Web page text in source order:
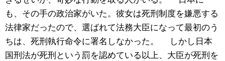
も、その手の政治家がいた。彼女は死刑制度を嫌悪する
法律家だったので、選ばれて法務大臣になって最初のう
ちは、死刑執行命令に署名しなかった。 しかし日本
国刑法が死刑という罰を認めている以上、大臣が死刑を